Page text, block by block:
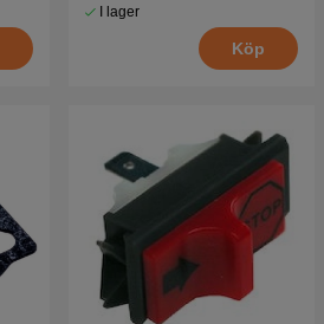
I lager
Köp